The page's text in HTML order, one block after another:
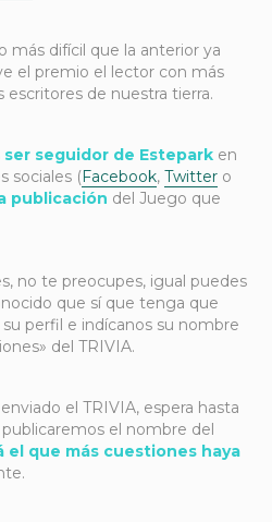
más difícil que la anterior ya
el premio el lector con más
de nuestra tierra.
ser seguidor de Estepark en
sociales (Facebook, Twitter o
publicación del Juego que
no te preocupes, igual puedes
que sí que tenga que
perfil e indícanos su nombre
del TRIVIA.
el TRIVIA, espera hasta
el nombre del
el que más cuestiones haya